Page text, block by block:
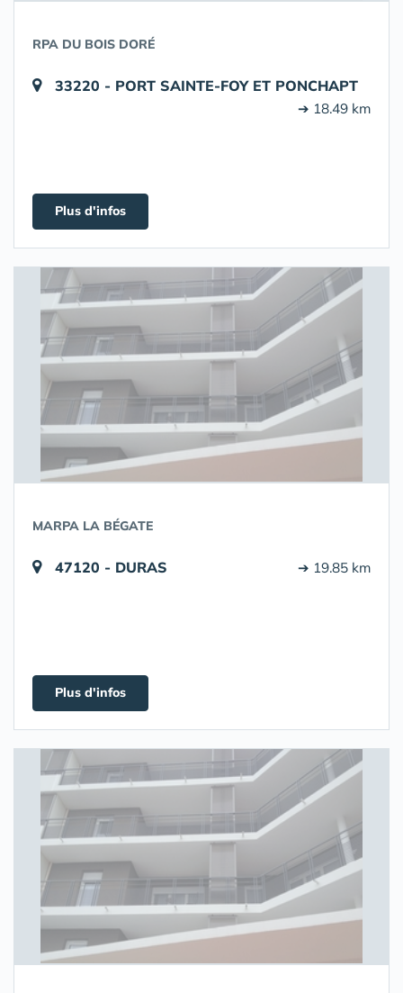
RPA DU BOIS DORÉ
33220 - PORT SAINTE-FOY ET PONCHAPT
➔ 18.49 km
Plus d'infos
MARPA LA BÉGATE
47120 - DURAS ➔ 19.85 km
Plus d'infos